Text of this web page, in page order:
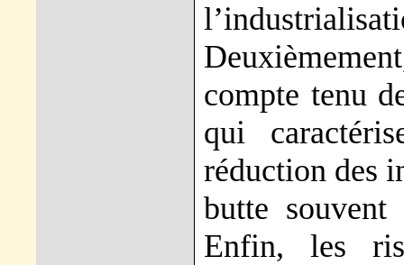
compte tenu
qui
réduction des
butte souvent
Enfin, les